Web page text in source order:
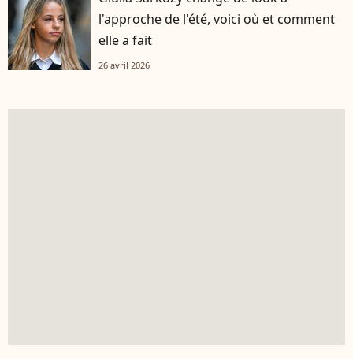
l'approche de l'été, voici où et comment
elle a fait
26 avril 2026